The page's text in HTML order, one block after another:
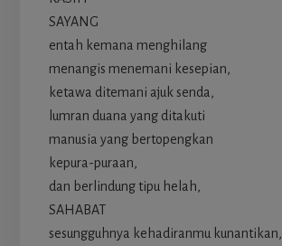
SAYANG
entah kemana menghilang
menangis menemani kesepian,
ketawa ditemani ajuk senda,
lumran duana yang ditakuti
manusia yang bertopengkan
kepura-puraan,
dan berlindung tipu helah,
SAHABAT
sesungguhnya kehadiranmu kunantikan,